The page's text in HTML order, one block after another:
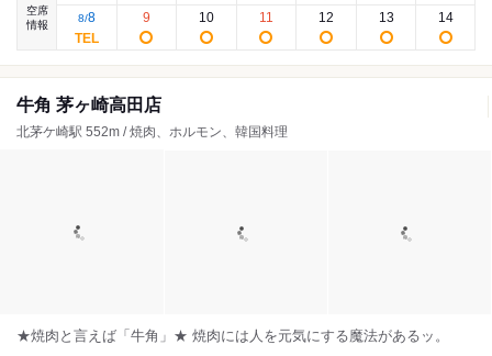
空席
情報
8/8 9 10 11 12 13 14
牛角 茅ヶ崎高田店
北茅ケ崎駅 552m / 焼肉、ホルモン、韓国料理
★焼肉と言えば「牛角」★ 焼肉には人を元気にする魔法があるッ。